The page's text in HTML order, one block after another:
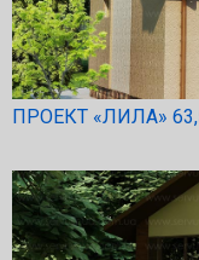
ПРОЕКТ «ЛИЛА»